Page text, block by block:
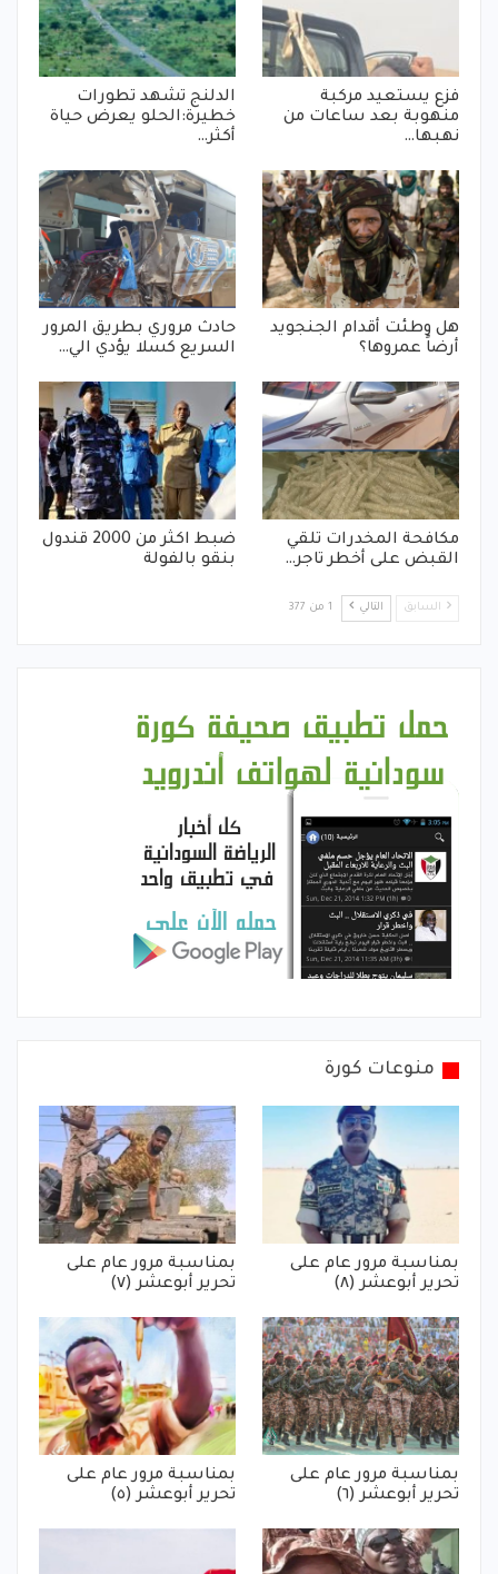
فزع يستعيد مركبة
منهوبة بعد ساعات من
نهبها…
الدلنج تشهد تطورات
خطيرة:الحلو يعرض حياة
أكثر…
هل وطئت أقدام الجنجويد
أرضاً عمروها؟
حادث مروري بطريق المرور
السريع كسلا يؤدي الي…
مكافحة المخدرات تلقي
القبض على أخطر تاجر…
ضبط اكثر من 2000 قندول
بنقو بالفولة
السابق التالي 1 من 377
منوعات كورة
بمناسبة مرور عام على
تحرير أبوعشر (٨)
بمناسبة مرور عام على
تحرير أبوعشر (٧)
بمناسبة مرور عام على
تحرير أبوعشر (٦)
بمناسبة مرور عام على
تحرير أبوعشر (٥)